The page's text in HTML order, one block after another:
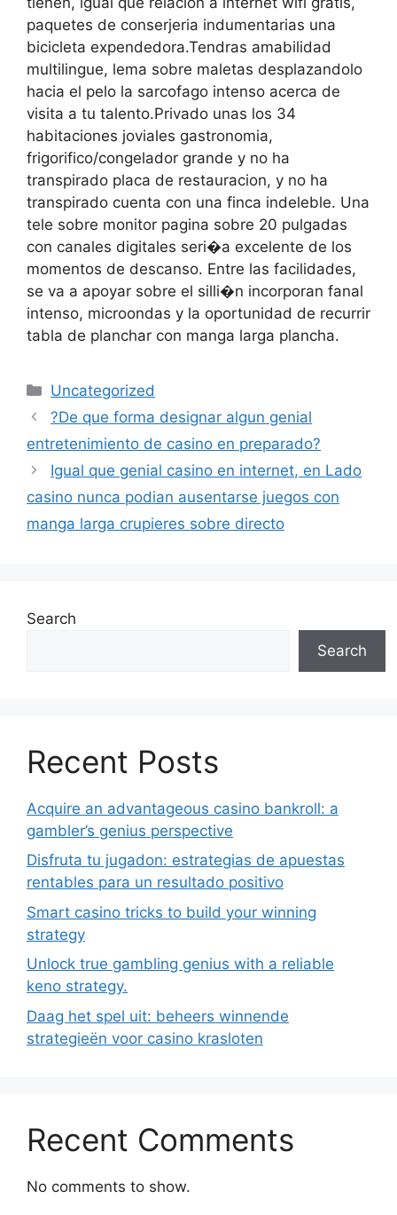
paquetes de conserjeria indumentarias una
bicicleta expendedora.Tendras amabilidad
multilingue, lema sobre maletas desplazandolo
hacia el pelo la sarcofago intenso acerca de
visita a tu talento.Privado unas los 34
habitaciones joviales gastronomia,
frigorifico/congelador grande y no ha
transpirado placa de restauracion, y no ha
transpirado cuenta con una finca indeleble. Una
tele sobre monitor pagina sobre 20 pulgadas
con canales digitales seri�a excelente de los
momentos de descanso. Entre las facilidades,
se va a apoyar sobre el silli�n incorporan fanal
intenso, microondas y la oportunidad de recurrir
tabla de planchar con manga larga plancha.
Categories
Uncategorized
?De que forma designar algun genial
entretenimiento de casino en preparado?
Igual que genial casino en internet, en Lado
casino nunca podian ausentarse juegos con
manga larga crupieres sobre directo
Search
Search
Recent Posts
Acquire an advantageous casino bankroll: a
gambler’s genius perspective
Disfruta tu jugadon: estrategias de apuestas
rentables para un resultado positivo
Smart casino tricks to build your winning
strategy
Unlock true gambling genius with a reliable
keno strategy.
Daag het spel uit: beheers winnende
strategieën voor casino krasloten
Recent Comments
No comments to show.